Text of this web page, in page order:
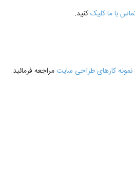
با ما کلیککنید.
نمونه کارهای طراحی سایتمراجعه فرمائید.